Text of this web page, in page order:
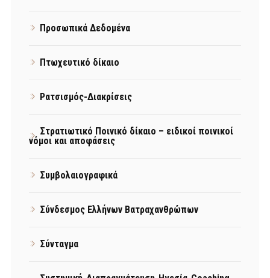
Προσωπικά Δεδομένα
Πτωχευτικό δίκαιο
Ρατσισμός-Διακρίσεις
Στρατιωτικό Ποινικό δίκαιο – ειδικοί ποινικοί
νόμοι και αποφάσεις
Συμβολαιογραφικά
Σύνδεσμος Ελλήνων Βατραχανθρώπων
Σύνταγμα